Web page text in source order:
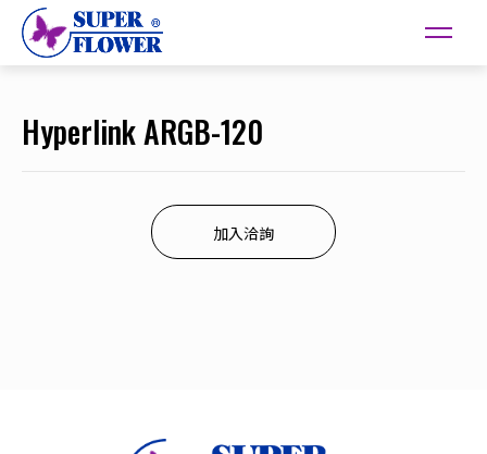
Hyperlink ARGB-120
加入洽詢